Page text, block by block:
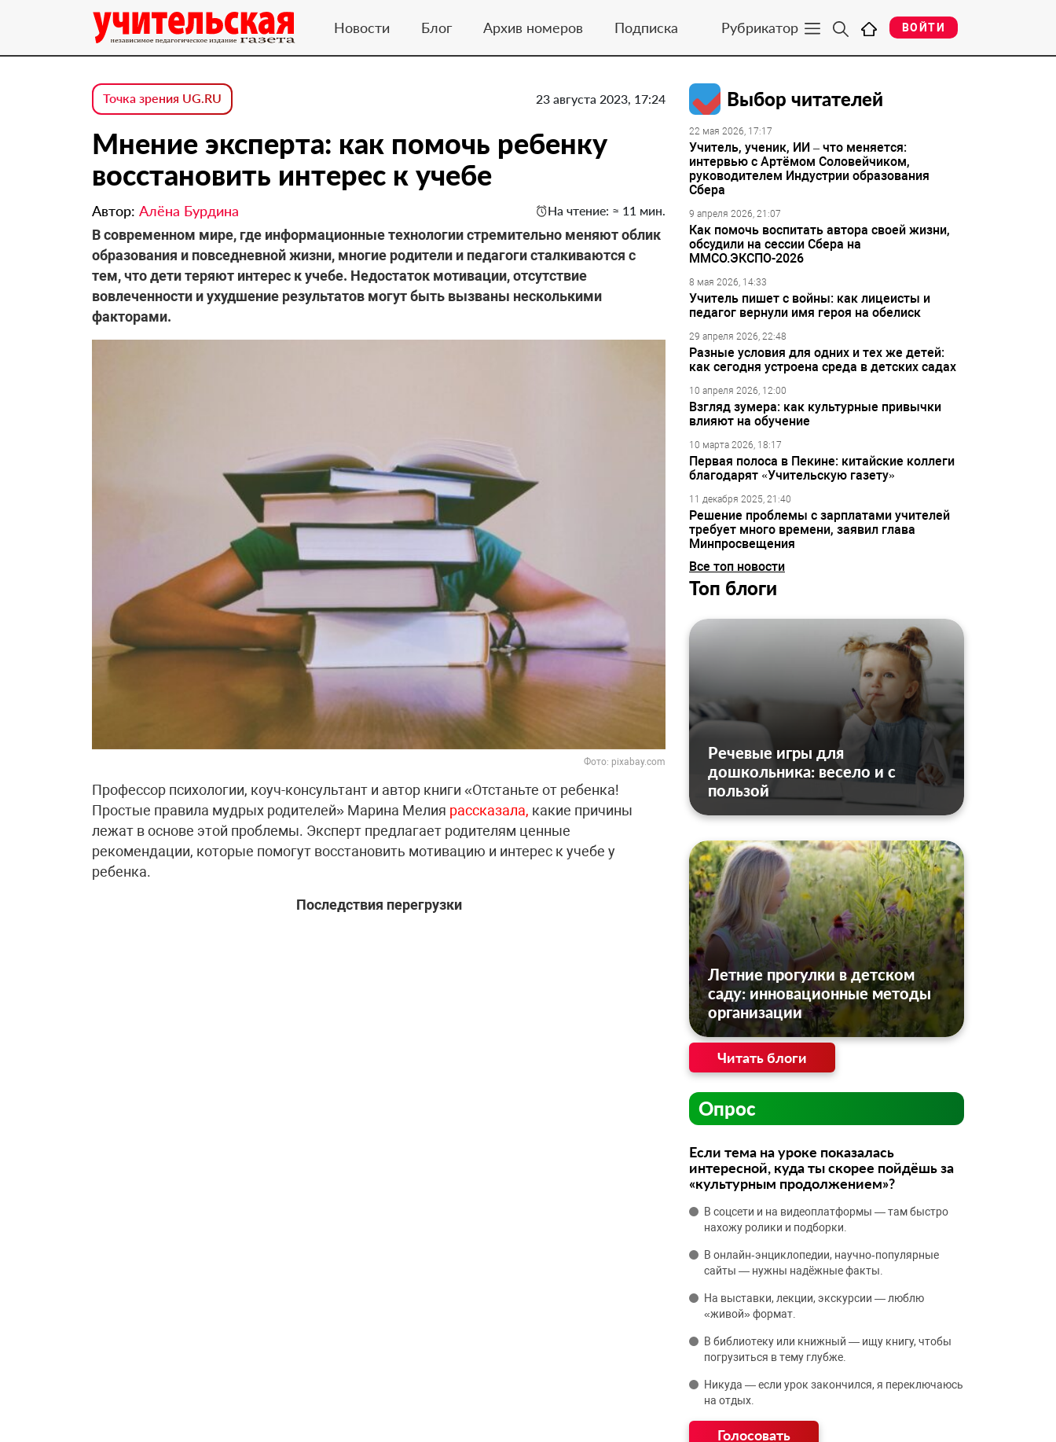
Новости Блог Архив номеров Подписка Рубрикатор ВОЙТИ
Точка зрения UG.RU 23 августа 2023, 17:24
Мнение эксперта: как помочь ребенку
восстановить интерес к учебе
Автор: Алёна Бурдина На чтение: ≈ 11 мин.
В современном мире, где информационные технологии стремительно меняют облик
образования и повседневной жизни, многие родители и педагоги сталкиваются с
тем, что дети теряют интерес к учебе. Недостаток мотивации, отсутствие
вовлеченности и ухудшение результатов могут быть вызваны несколькими
факторами.
Фото: pixabay.com
Профессор психологии, коуч-консультант и автор книги «Отстаньте от ребенка!
Простые правила мудрых родителей» Марина Мелия рассказала, какие причины
лежат в основе этой проблемы. Эксперт предлагает родителям ценные
рекомендации, которые помогут восстановить мотивацию и интерес к учебе у
ребенка.
Последствия перегрузки
Выбор читателей
22 мая 2026, 17:17
Учитель, ученик, ИИ – что меняется:
интервью с Артёмом Соловейчиком,
руководителем Индустрии образования
Сбера
9 апреля 2026, 21:07
Как помочь воспитать автора своей жизни,
обсудили на сессии Сбера на
ММСО.ЭКСПО-2026
8 мая 2026, 14:33
Учитель пишет с войны: как лицеисты и
педагог вернули имя героя на обелиск
29 апреля 2026, 22:48
Разные условия для одних и тех же детей:
как сегодня устроена среда в детских садах
10 апреля 2026, 12:00
Взгляд зумера: как культурные привычки
влияют на обучение
10 марта 2026, 18:17
Первая полоса в Пекине: китайские коллеги
благодарят «Учительскую газету»
11 декабря 2025, 21:40
Решение проблемы с зарплатами учителей
требует много времени, заявил глава
Минпросвещения
Все топ новости
Топ блоги
Речевые игры для
дошкольника: весело и с
пользой
Летние прогулки в детском
саду: инновационные методы
организации
Читать блоги
Опрос
Если тема на уроке показалась
интересной, куда ты скорее пойдёшь за
«культурным продолжением»?
В соцсети и на видеоплатформы — там быстро
нахожу ролики и подборки.
В онлайн‑энциклопедии, научно‑популярные
сайты — нужны надёжные факты.
На выставки, лекции, экскурсии — люблю
«живой» формат.
В библиотеку или книжный — ищу книгу, чтобы
погрузиться в тему глубже.
Никуда — если урок закончился, я переключаюсь
на отдых.